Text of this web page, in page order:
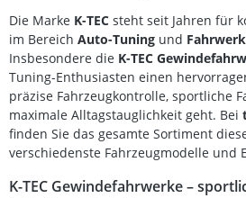
Die Marke K-TEC steht seit Jahren für
im Bereich Auto-Tuning und
Insbesondere die K-TEC
Tuning-Enthusiasten einen
präzise Fahrzeugkontrolle, sportliche
maximale Alltagstauglichkeit geht. Bei
finden Sie das gesamte Sortiment
verschiedenste Fahrzeugmodelle und
K-TEC Gewindefahrwerke –